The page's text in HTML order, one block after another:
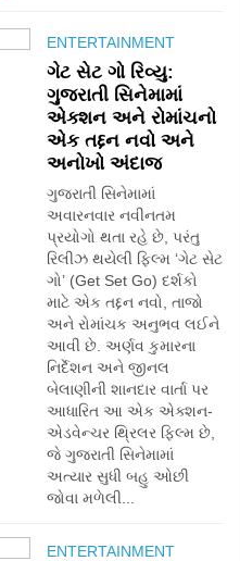
ENTERTAINMENT
ગેટ સેટ ગો રિવ્યુ:
ગુજરાતી સિનેમામાં
એક્શન અને રોમાંચનો
એક તદ્દન નવો અને
અનોખો અંદાજ
ગુજરાતી સિનેમામાં
અવારનવાર નવીનતમ
પ્રયોગો થતા રહે છે, પરંતુ
રિલીઝ થયેલી ફિલ્મ ‘ગેટ સેટ
ગો’ (Get Set Go) દર્શકો
માટે એક તદ્દન નવો, તાજો
અને રોમાંચક અનુભવ લઈને
આવી છે. અર્ણવ કુમારના
નિર્દેશન અને જીનલ
બેલાણીની શાનદાર વાર્તા પર
આધારિત આ એક એક્શન-
એડવેન્ચર થ્રિલર ફિલ્મ છે,
જે ગુજરાતી સિનેમામાં
અત્યાર સુધી બહુ ઓછી
જોવા મળેલી...
ENTERTAINMENT